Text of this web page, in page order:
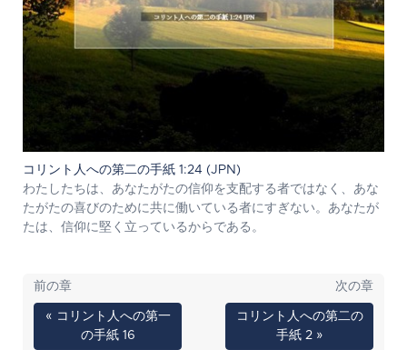
コリント人への第二の手紙 1:24 (JPN)
わたしたちは、あなたがたの信仰を支配する者ではなく、あな
たがたの喜びのために共に働いている者にすぎない。あなたが
たは、信仰に堅く立っているからである。
前の章
« コリント人への第一
の手紙 16
次の章
コリント人への第二の
手紙 2 »